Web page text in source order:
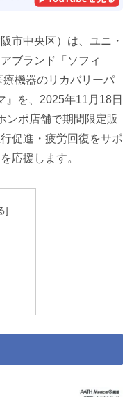
市中央区）は、ユニ・
ブランド「ソフィ
機器のリカバリーパ
』を、2025年11月18日
ンポ店舗で期間限定販
促進・疲労回復をサポ
応援します。